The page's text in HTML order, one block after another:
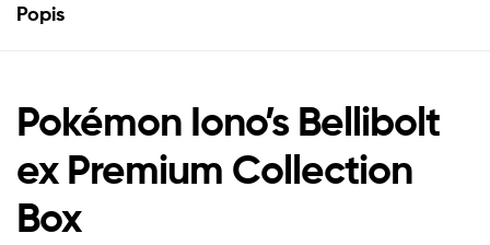
Popis
Pokémon Iono’s Bellibolt
ex Premium Collection
Box